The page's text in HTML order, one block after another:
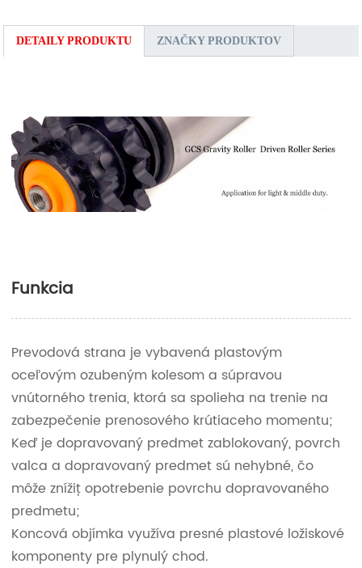
DETAILY PRODUKTU ZNAČKY PRODUKTOV
Funkcia
Prevodová strana je vybavená plastovým
oceľovým ozubeným kolesom a súpravou
vnútorného trenia, ktorá sa spolieha na trenie na
zabezpečenie prenosového krútiaceho momentu;
Keď je dopravovaný predmet zablokovaný, povrch
valca a dopravovaný predmet sú nehybné, čo
môže znížiť opotrebenie povrchu dopravovaného
predmetu;
Koncová objímka využíva presné plastové ložiskové
komponenty pre plynulý chod.